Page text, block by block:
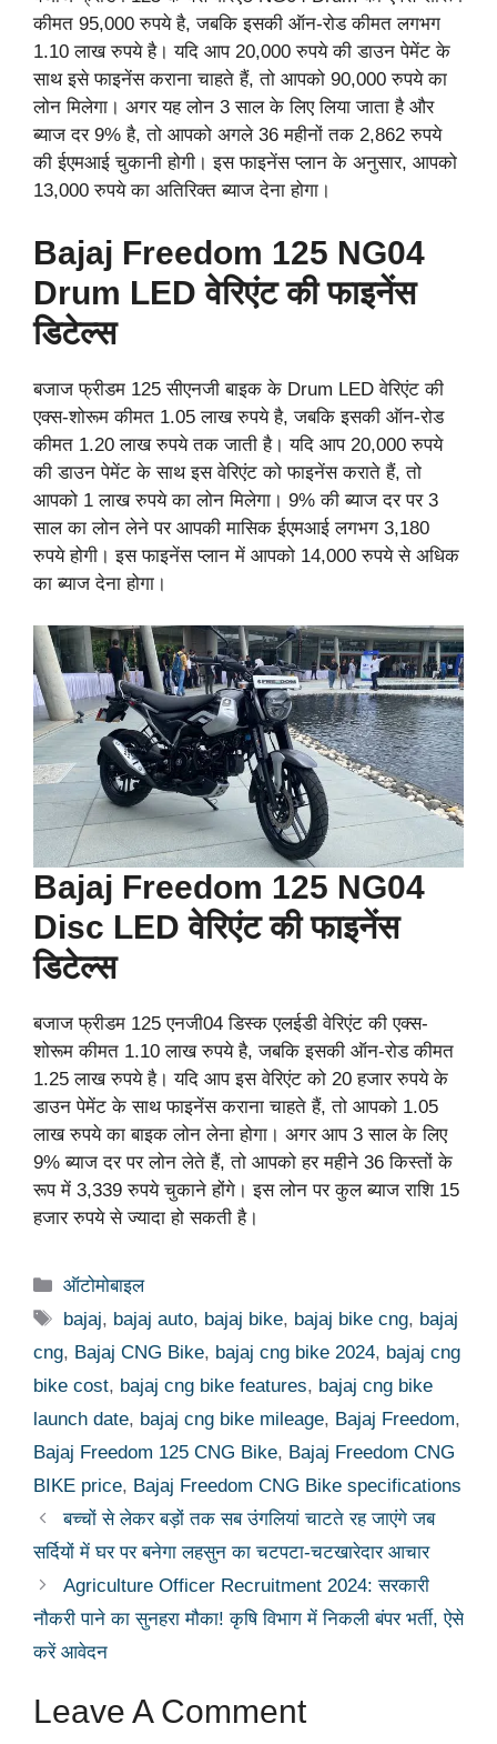
कीमत 95,000 रुपये है, जबकि इसकी ऑन-रोड कीमत लगभग
1.10 लाख रुपये है। यदि आप 20,000 रुपये की डाउन पेमेंट के
साथ इसे फाइनेंस कराना चाहते हैं, तो आपको 90,000 रुपये का
लोन मिलेगा। अगर यह लोन 3 साल के लिए लिया जाता है और
ब्याज दर 9% है, तो आपको अगले 36 महीनों तक 2,862 रुपये
की ईएमआई चुकानी होगी। इस फाइनेंस प्लान के अनुसार, आपको
13,000 रुपये का अतिरिक्त ब्याज देना होगा।
Bajaj Freedom 125 NG04
Drum LED वेरिएंट की फाइनेंस
डिटेल्स
बजाज फ्रीडम 125 सीएनजी बाइक के Drum LED वेरिएंट की
एक्स-शोरूम कीमत 1.05 लाख रुपये है, जबकि इसकी ऑन-रोड
कीमत 1.20 लाख रुपये तक जाती है। यदि आप 20,000 रुपये
की डाउन पेमेंट के साथ इस वेरिएंट को फाइनेंस कराते हैं, तो
आपको 1 लाख रुपये का लोन मिलेगा। 9% की ब्याज दर पर 3
साल का लोन लेने पर आपकी मासिक ईएमआई लगभग 3,180
रुपये होगी। इस फाइनेंस प्लान में आपको 14,000 रुपये से अधिक
का ब्याज देना होगा।
Bajaj Freedom 125 NG04
Disc LED वेरिएंट की फाइनेंस
डिटेल्स
बजाज फ्रीडम 125 एनजी04 डिस्क एलईडी वेरिएंट की एक्स-
शोरूम कीमत 1.10 लाख रुपये है, जबकि इसकी ऑन-रोड कीमत
1.25 लाख रुपये है। यदि आप इस वेरिएंट को 20 हजार रुपये के
डाउन पेमेंट के साथ फाइनेंस कराना चाहते हैं, तो आपको 1.05
लाख रुपये का बाइक लोन लेना होगा। अगर आप 3 साल के लिए
9% ब्याज दर पर लोन लेते हैं, तो आपको हर महीने 36 किस्तों के
रूप में 3,339 रुपये चुकाने होंगे। इस लोन पर कुल ब्याज राशि 15
हजार रुपये से ज्यादा हो सकती है।
Categories
ऑटोमोबाइल
Tags
bajaj, bajaj auto, bajaj bike, bajaj bike cng, bajaj
cng, Bajaj CNG Bike, bajaj cng bike 2024, bajaj cng
bike cost, bajaj cng bike features, bajaj cng bike
launch date, bajaj cng bike mileage, Bajaj Freedom,
Bajaj Freedom 125 CNG Bike, Bajaj Freedom CNG
BIKE price, Bajaj Freedom CNG Bike specifications
बच्चों से लेकर बड़ों तक सब उंगलियां चाटते रह जाएंगे जब
सर्दियों में घर पर बनेगा लहसुन का चटपटा-चटखारेदार आचार
Agriculture Officer Recruitment 2024: सरकारी
नौकरी पाने का सुनहरा मौका! कृषि विभाग में निकली बंपर भर्ती, ऐसे
करें आवेदन
Leave A Comment